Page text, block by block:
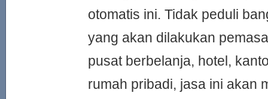
otomatis ini. Tidak peduli
yang akan dilakukan
pusat berbelanja, hotel,
rumah pribadi, jasa ini akan